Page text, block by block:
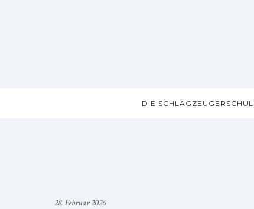
DIE
28. Februar 2026